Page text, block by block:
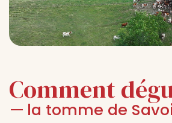
Comment
la tomme de